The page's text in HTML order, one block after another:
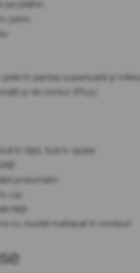
pe plafon
șasiu
piele în partea superioară și
și de contur (Plus)
în față, fixă în spate
pneumatic
uși
față
cu model matlasat în romburi